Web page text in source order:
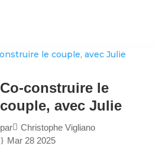
Co-construire le
couple, avec Julie
par
Christophe Vigliano
Mar 28 2025